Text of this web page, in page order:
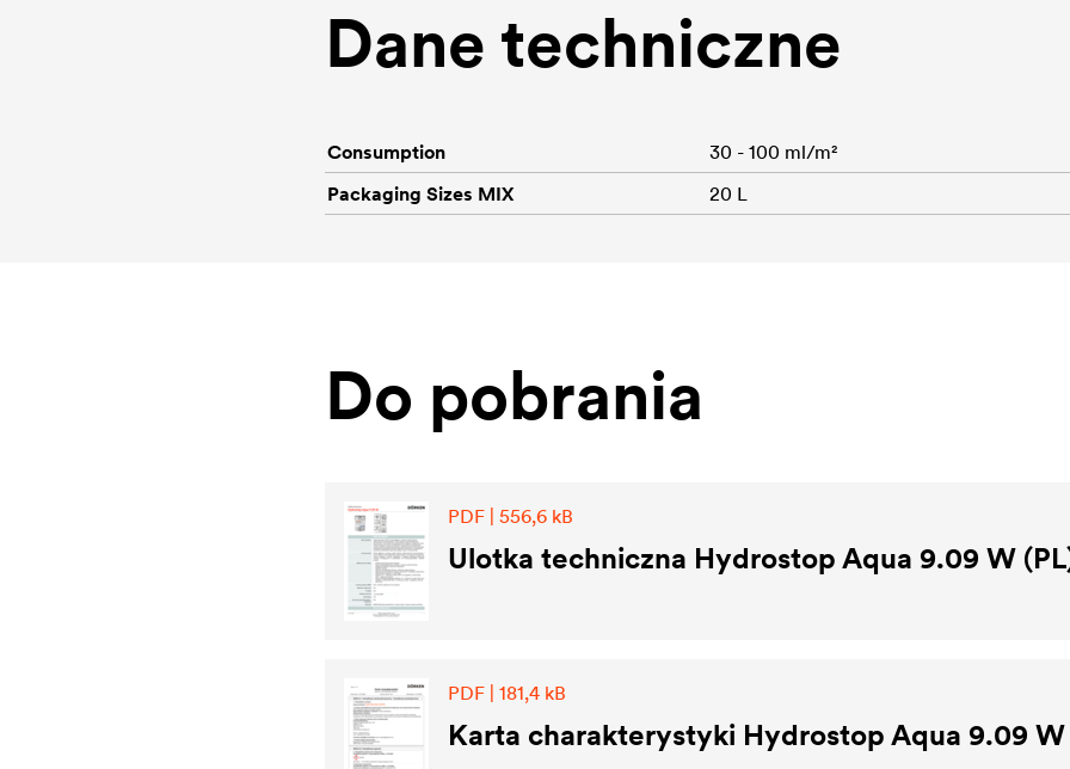
Dane techniczne
Consumption
30 - 100 ml/m²
Packaging Sizes MIX
20 L
Do pobrania
PDF | 556,6 kB
Ulotka techniczna Hydrostop Aqua 9.09 W
PDF | 181,4 kB
Karta charakterystyki Hydrostop Aqua 9.09 W